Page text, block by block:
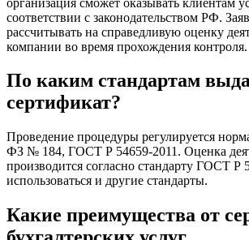
соответствии с законодательством РФ.
рассчитывать на справедливую оценку
компании во время прохождения контроля.
По каким стандартам
сертификат?
Проведение процедуры регулируется
ФЗ № 184, ГОСТ Р 54659-2011. Оценка
производится согласно стандарту ГОСТ Р
использоваться и другие стандарты.
Какие преимущества от